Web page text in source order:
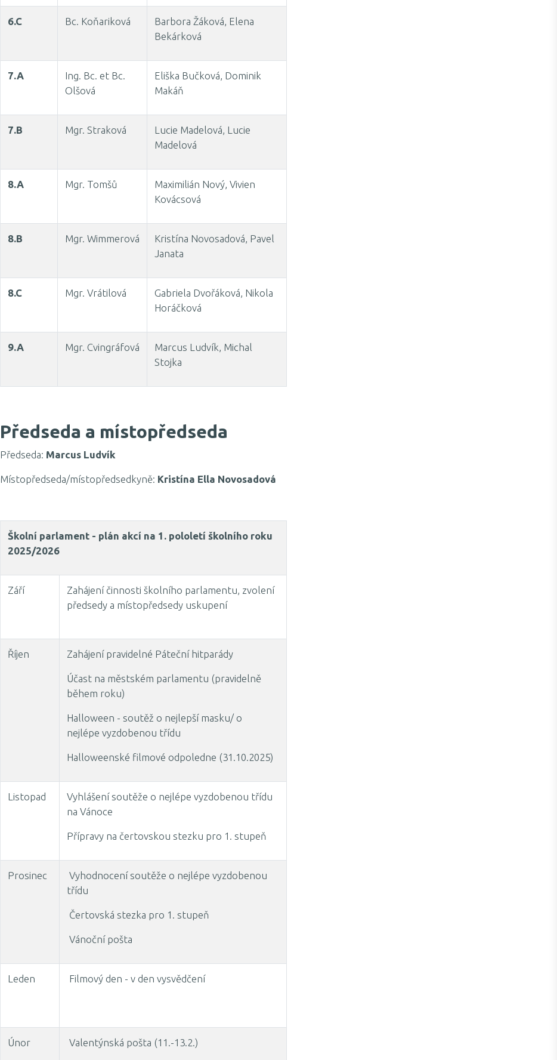
6.C Bc. Koňariková
Barbora Žáková, Elena
Bekárková
7.A
Ing. Bc. et Bc.
Olšová
Eliška Bučková, Dominik
Makáň
7.B Mgr. Straková
Lucie Madelová, Lucie
Madelová
8.A Mgr. Tomšů
Maximilián Nový, Vivien
Kovácsová
8.B Mgr. Wimmerová
Kristína Novosadová, Pavel
Janata
8.C Mgr. Vrátilová
Gabriela Dvořáková, Nikola
Horáčková
9.A Mgr. Cvingráfová
Marcus Ludvík, Michal
Stojka
Předseda a místopředseda
Předseda: Marcus Ludvík
Místopředseda/místopředsedkyně: Kristína Ella Novosadová
Školní parlament - plán akcí na 1. pololetí školního roku
2025/2026
Září
Zahájení činnosti školního parlamentu, zvolení
předsedy a místopředsedy uskupení
Říjen Zahájení pravidelné Páteční hitparády
Účast na městském parlamentu (pravidelně
během roku)
Halloween - soutěž o nejlepší masku/ o
nejlépe vyzdobenou třídu
Halloweenské filmové odpoledne (31.10.2025)
Listopad
Vyhlášení soutěže o nejlépe vyzdobenou třídu
na Vánoce
Přípravy na čertovskou stezku pro 1. stupeň
Prosinec
Vyhodnocení soutěže o nejlépe vyzdobenou
třídu
Čertovská stezka pro 1. stupeň
Vánoční pošta
Leden Filmový den - v den vysvědčení
Únor Valentýnská pošta (11.-13.2.)